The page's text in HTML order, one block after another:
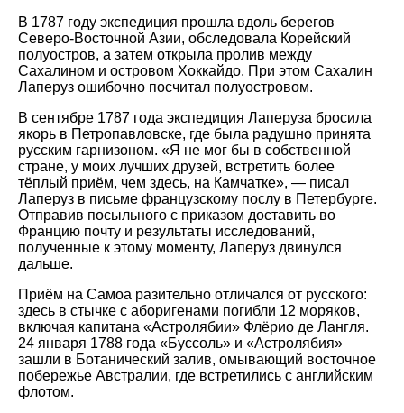
В 1787 году экспедиция прошла вдоль берегов
Северо-Восточной Азии, обследовала Корейский
полуостров, а затем открыла пролив между
Сахалином и островом Хоккайдо. При этом Сахалин
Лаперуз ошибочно посчитал полуостровом.
В сентябре 1787 года экспедиция Лаперуза бросила
якорь в Петропавловске, где была радушно принята
русским гарнизоном. «Я не мог бы в собственной
стране, у моих лучших друзей, встретить более
тёплый приём, чем здесь, на Камчатке», — писал
Лаперуз в письме французскому послу в Петербурге.
Отправив посыльного с приказом доставить во
Францию почту и результаты исследований,
полученные к этому моменту, Лаперуз двинулся
дальше.
Приём на Самоа разительно отличался от русского:
здесь в стычке с аборигенами погибли 12 моряков,
включая капитана «Астролябии» Флёрио де Лангля.
24 января 1788 года «Буссоль» и «Астролябия»
зашли в Ботанический залив, омывающий восточное
побережье Австралии, где встретились с английским
флотом.